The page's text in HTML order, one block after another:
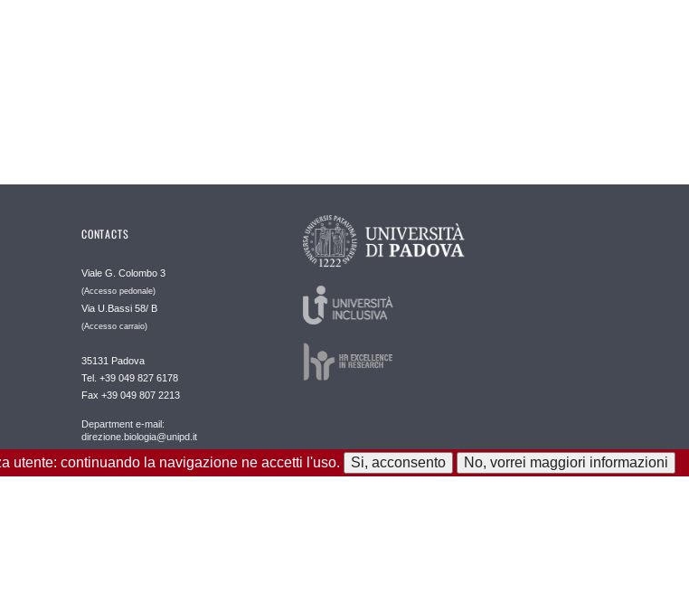
CONTACTS
Viale G. Colombo 3
(Accesso pedonale)
Via U.Bassi 58/ B
(Accesso carraio)
35131 Padova
Tel. +39 049 827 6178
Fax +39 049 807 2213
Department e-mail:
direzione.biologia@unipd.it
Posta certificata:
dipartimento.bio@pec.unipd.it
utente: continuando la navigazione ne accetti l'uso.